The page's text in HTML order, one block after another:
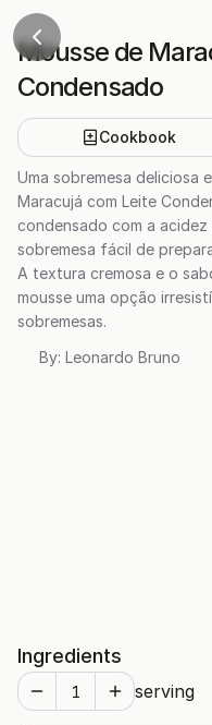
Mousse de
Condensado
Cookbook
Uma sobremesa deliciosa
Maracujá com Leite
condensado com a acidez
sobremesa fácil de
A textura cremosa e o
mousse uma opção
sobremesas.
By: Leonardo Bruno
Ingredients
serving